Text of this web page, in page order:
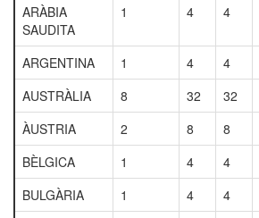
ARÀBIA
SAUDITA
1 4 4
ARGENTINA 1 4 4
AUSTRÀLIA
8 32 32
ÀUSTRIA
2 8 8
BÈLGICA
1 4 4
BULGÀRIA
1 4 4